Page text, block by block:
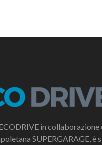
in collaborazione
SUPERGARAGE, è